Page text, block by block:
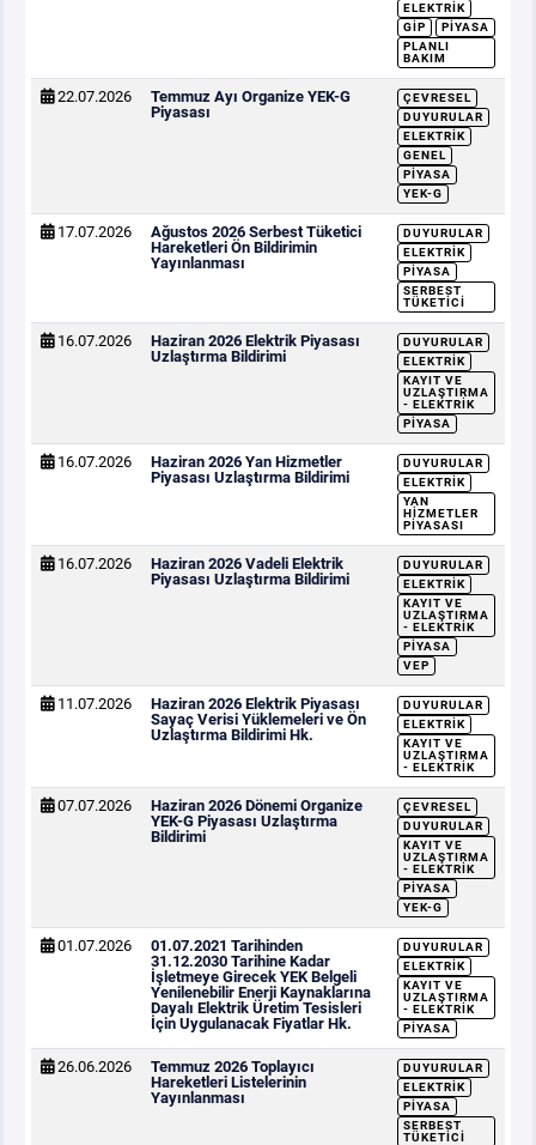
ELEKTRIK
GİP
PIYASA
PLANLI
BAKIM
22.07.2026
Temmuz Ayı Organize YEK-G
Piyasası
ÇEVRESEL
DUYURULAR
ELEKTRIK
GENEL
PIYASA
YEK-G
17.07.2026
Ağustos 2026 Serbest Tüketici
Hareketleri Ön Bildirimin
Yayınlanması
DUYURULAR
ELEKTRIK
PIYASA
SERBEST
TÜKETICI
16.07.2026
Haziran 2026 Elektrik Piyasası
Uzlaştırma Bildirimi
DUYURULAR
ELEKTRIK
KAYIT VE
UZLAŞTIRMA
- ELEKTRIK
PIYASA
16.07.2026
Haziran 2026 Yan Hizmetler
Piyasası Uzlaştırma Bildirimi
DUYURULAR
ELEKTRIK
YAN
HIZMETLER
PIYASASI
16.07.2026
Haziran 2026 Vadeli Elektrik
Piyasası Uzlaştırma Bildirimi
DUYURULAR
ELEKTRIK
KAYIT VE
UZLAŞTIRMA
- ELEKTRIK
PIYASA
VEP
11.07.2026
Haziran 2026 Elektrik Piyasası
Sayaç Verisi Yüklemeleri ve Ön
Uzlaştırma Bildirimi Hk.
DUYURULAR
ELEKTRIK
KAYIT VE
UZLAŞTIRMA
- ELEKTRIK
07.07.2026
Haziran 2026 Dönemi Organize
YEK-G Piyasası Uzlaştırma
Bildirimi
ÇEVRESEL
DUYURULAR
KAYIT VE
UZLAŞTIRMA
- ELEKTRIK
PIYASA
YEK-G
01.07.2026
01.07.2021 Tarihinden
31.12.2030 Tarihine Kadar
İşletmeye Girecek YEK Belgeli
Yenilenebilir Enerji Kaynaklarına
Dayalı Elektrik Üretim Tesisleri
İçin Uygulanacak Fiyatlar Hk.
DUYURULAR
ELEKTRIK
KAYIT VE
UZLAŞTIRMA
- ELEKTRIK
PIYASA
26.06.2026
Temmuz 2026 Toplayıcı
Hareketleri Listelerinin
Yayınlanması
DUYURULAR
ELEKTRIK
PIYASA
SERBEST
TÜKETICI